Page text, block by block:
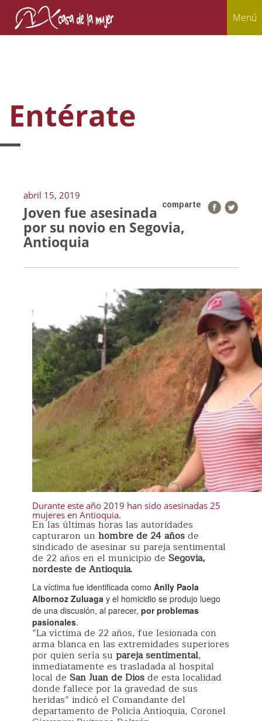
Menú
Entérate
abril 15, 2019
comparte
Joven fue asesinada
por su novio en Segovia,
Antioquia
Durante este año 2019 han sido asesinadas 25
mujeres en Antioquia.
En las últimas horas las autoridades
capturaron un hombre de 24 añosde
sindicado de asesinar su pareja sentimental
de 22 años en el municipio de Segovia,
nordeste de Antioquia.
La víctima fue identificada como Anlly Paola
Albornoz Zuluaga y el homicidio se produjo luego
de una discusión, al parecer, por problemas
pasionales.
“La víctima de 22 años, fue lesionada con
arma blanca en las extremidades superiores
por quien sería su pareja sentimental,
inmediatamente es trasladada al hospital
local de San Juan de Diosde esta localidad
donde fallece por la gravedad de sus
heridas” indicó el Comandante del
departamento de Policía Antioquia, Coronel